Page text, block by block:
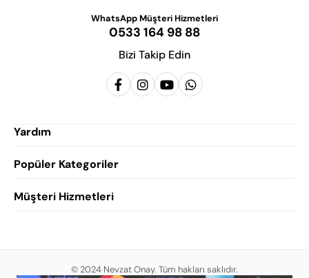
WhatsApp Müşteri Hizmetleri
0533 164 98 88
Bizi Takip Edin
Yardım
Popüler Kategoriler
Erkek Klasik Ayakkabı
Erkek Günlük Ayakkabı
Müşteri Hizmetleri
Mesafeli Satış Sözleşmesi
© 2024 Nevzat Onay. Tüm hakları saklıdır.